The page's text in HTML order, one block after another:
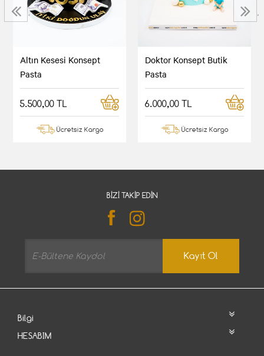
Altın Kesesi Konsept
Pasta
5.500,00 TL
Ücretsiz Kargo
Doktor Konsept Butik
Pasta
6.000,00 TL
Ücretsiz Kargo
‹ ›
BIZI TAKIP EDIN
Kayıt Ol
Bilgi
HESABIM